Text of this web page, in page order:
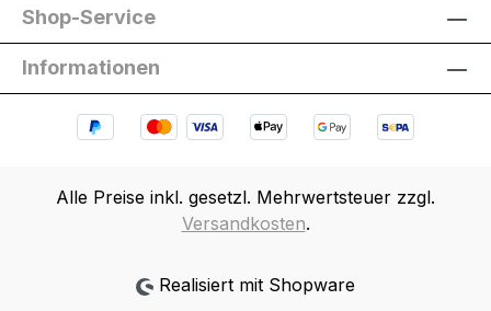
Shop-Service
Informationen
Alle Preise inkl. gesetzl. Mehrwertsteuer zzgl.
Versandkosten.
Realisiert mit Shopware